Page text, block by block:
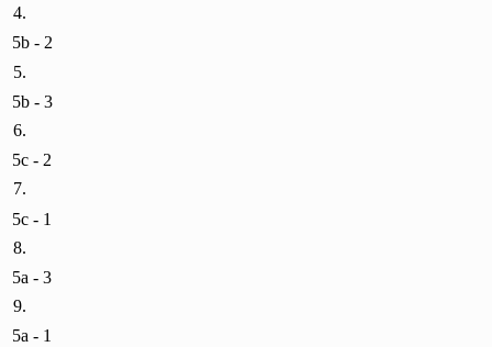
4.
5b - 2
5.
5b - 3
6.
5c - 2
7.
5c - 1
8.
5a - 3
9.
5a - 1